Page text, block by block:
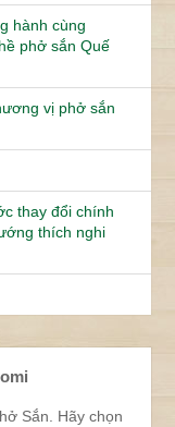
hành cùng
phở sắn Quế
vị phở sắn
thay đổi chính
thích nghi
Sắn. Hãy chọn